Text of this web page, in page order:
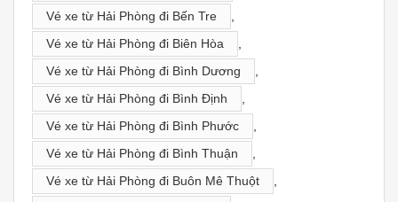
Vé xe từ Hải Phòng đi Bến Tre
Vé xe từ Hải Phòng đi Biên Hòa
Vé xe từ Hải Phòng đi Bình Dương
Vé xe từ Hải Phòng đi Bình Định
Vé xe từ Hải Phòng đi Bình Phước
Vé xe từ Hải Phòng đi Bình Thuận
Vé xe từ Hải Phòng đi Buôn Mê Thuột